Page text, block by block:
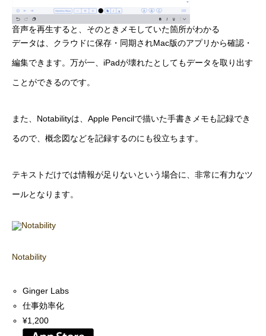
音声を再生すると、そのときメモしていた箇所がわかる
データは、クラウドに保存・同期されMac版のアプリから確認・
編集できます。万が一、iPadが壊れたとしてもデータを取り出す
ことができるのです。
また、Notabilityは、Apple Pencilで描いた手書きメモも記録でき
るので、概念図などを記録するのにも役立ちます。
テキストだけでは情報が足りないという場合に、非常に有力なツ
ールとなります。
Notability
Ginger Labs
仕事効率化
¥1,200